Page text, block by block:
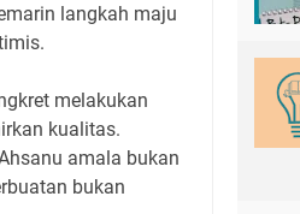
langkah maju
melakukan
kualitas.
amala bukan
bukan